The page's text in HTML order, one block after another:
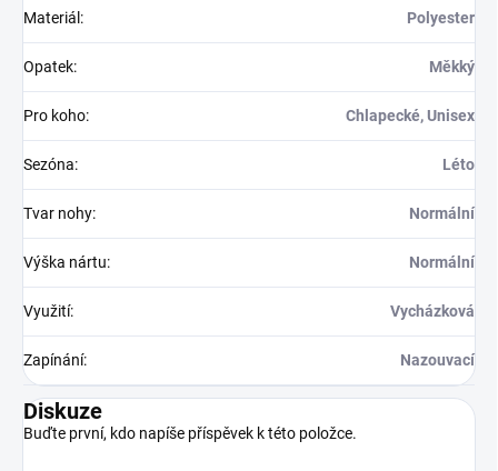
Materiál : Polyester
Opatek: Měkký
Pro koho: Chlapecké, Unisex
Sezóna: Léto
Tvar nohy: Normální
Výška nártu: Normální
Využití: Vycházková
Zapínání: Nazouvací
Diskuze
Buďte první, kdo napíše příspěvek k této položce.